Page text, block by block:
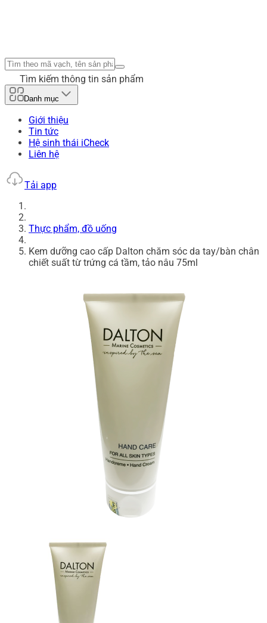
Tìm kiếm thông tin sản phẩm
Danh mục
Giới thiệu
Tin tức
Hệ sinh thái iCheck
Liên hệ
Tải app
Thực phẩm, đồ uống
Kem dưỡng cao cấp Dalton chăm sóc da tay/bàn chân
chiết suất từ trứng cá tầm, tảo nâu 75ml